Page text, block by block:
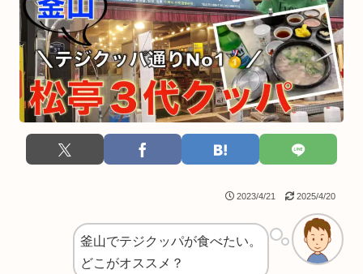
2023/4/21 2025/4/20
釜山でテジクッパが食べたい。
どこがオススメ？